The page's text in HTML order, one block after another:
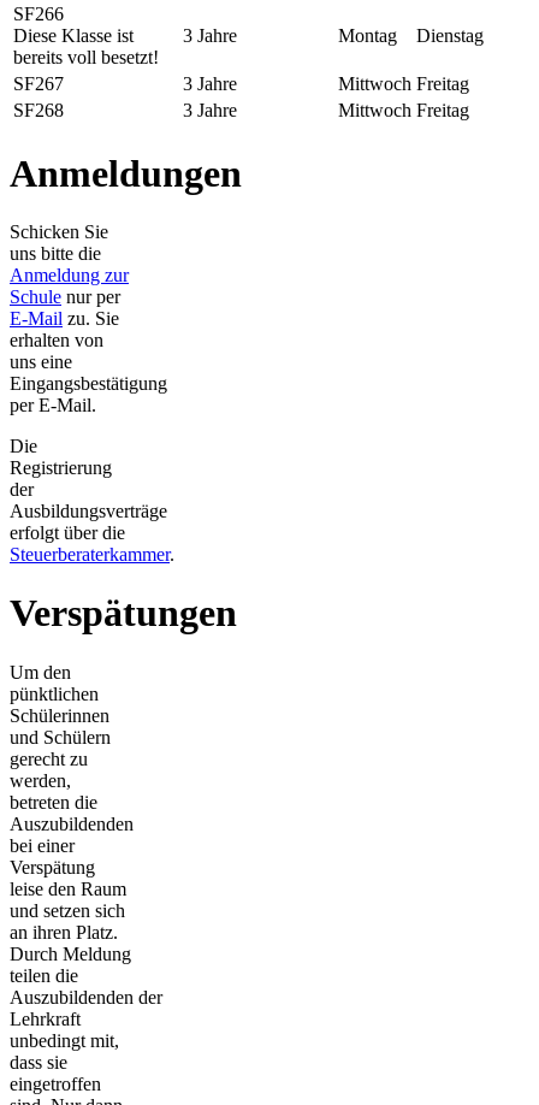
SF266
Diese Klasse ist
bereits voll besetzt!
3 Jahre Montag Dienstag
SF267 3 Jahre Mittwoch Freitag
SF268
3 Jahre Mittwoch Freitag
Anmeldungen
Schicken Sie
uns bitte die
Anmeldung zur
Schule nur per
E-Mail zu. Sie
erhalten von
uns eine
Eingangsbestätigung
per E-Mail.
Die
Registrierung
der
Ausbildungsverträge
erfolgt über die
Steuerberaterkammer.
Verspätungen
Um den
pünktlichen
Schülerinnen
und Schülern
gerecht zu
werden,
betreten die
Auszubildenden
bei einer
Verspätung
leise den Raum
und setzen sich
an ihren Platz.
Durch Meldung
teilen die
Auszubildenden der
Lehrkraft
unbedingt mit,
dass sie
eingetroffen